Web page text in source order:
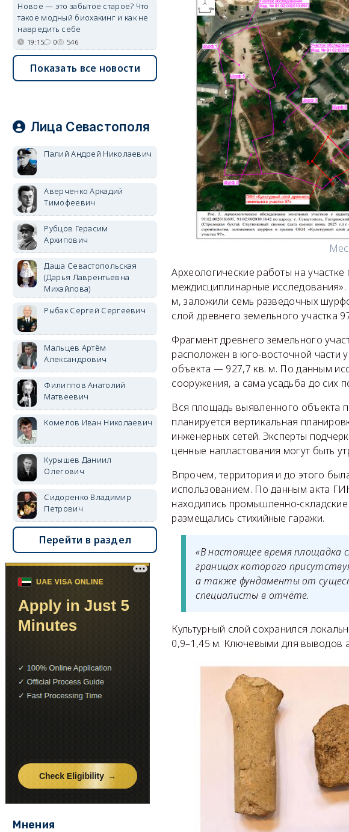
Археологические работы на
междисциплинарные
м, заложили семь разведочных
слой древнего земельного участка
Фрагмент древнего земельного
расположен в юго-восточной части
объекта — 927,7 кв. м. По данным
сооружения, а сама усадьба до сих
Вся площадь выявленного объекта
планируется вертикальная
инженерных сетей. Эксперты
ценные напластования могут быть
Впрочем, территория и до этого
использованием. По данным акта
находились промышленно-
размещались стихийные гаражи.
«В настоящее время площадка
границах которого
а также фундаменты от
специалисты в отчёте.
Культурный слой сохранился
0,9–1,45 м. Ключевыми для выводов
Новое — это забытое старое? Что
такое модный биохакинг и как не
навредить себе
19:15 0 546
Показать все новости
Лица Севастополя
Палий Андрей Николаевич
Аверченко Аркадий
Тимофеевич
Рубцов Герасим
Архипович
Даша Севастопольская
(Дарья Лаврентьевна
Михайлова)
Рыбак Сергей Сергеевич
Мальцев Артём
Александрович
Филиппов Анатолий
Матвеевич
Комелов Иван Николаевич
Курышев Даниил
Олегович
Сидоренко Владимир
Петрович
Перейти в раздел
Мнения